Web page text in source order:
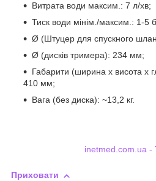
Витрата води максим.: 7 л/хв;
Тиск води мінім./максим.: 1-5
Ø (Штуцер для спускного
Ø (дисків тримера): 234 мм;
Габарити (ширина х висота х
410 мм;
Вага (без диска): ~13,2 кг.
inetmed.com.ua -
Приховати